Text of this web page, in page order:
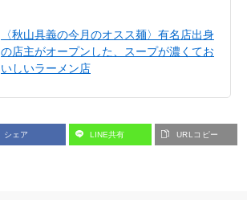
〈秋山具義の今月のオスス麺〉有名店出身
の店主がオープンした、スープが濃くてお
いしいラーメン店
シェア LINE共有 URLコピー